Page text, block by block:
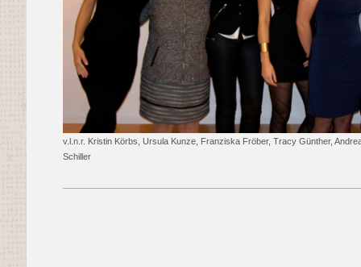
v.l.n.r. Kristin Körbs, Ursula Kunze, Franziska Fröber, Tracy Günther,
Schiller